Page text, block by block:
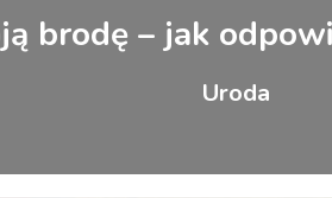
brodę – jak
Uroda